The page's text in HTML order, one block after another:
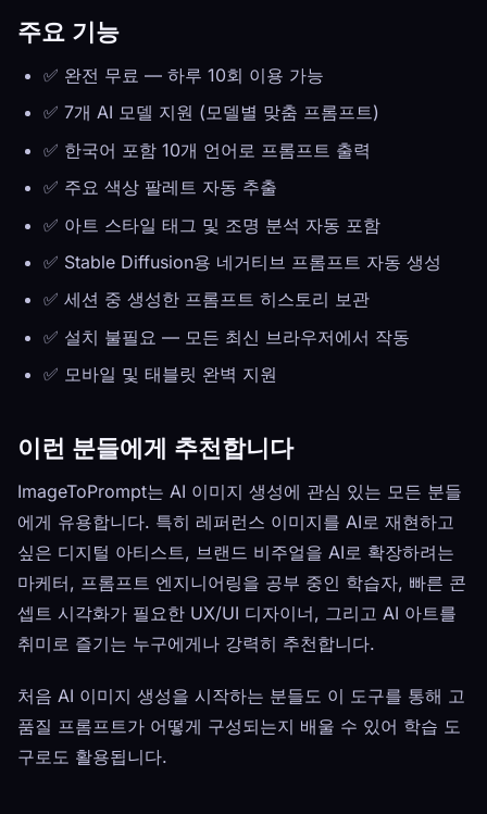
주요 기능
✅ 완전 무료 — 하루 10회 이용 가능
✅ 7개 AI 모델 지원 (모델별 맞춤 프롬프트)
✅ 한국어 포함 10개 언어로 프롬프트 출력
✅ 주요 색상 팔레트 자동 추출
✅ 아트 스타일 태그 및 조명 분석 자동 포함
✅ Stable Diffusion용 네거티브 프롬프트 자동 생성
✅ 세션 중 생성한 프롬프트 히스토리 보관
✅ 설치 불필요 — 모든 최신 브라우저에서 작동
✅ 모바일 및 태블릿 완벽 지원
이런 분들에게 추천합니다
ImageToPrompt는 AI 이미지 생성에 관심 있는 모든 분들
에게 유용합니다. 특히 레퍼런스 이미지를 AI로 재현하고
싶은 디지털 아티스트, 브랜드 비주얼을 AI로 확장하려는
마케터, 프롬프트 엔지니어링을 공부 중인 학습자, 빠른 콘
셉트 시각화가 필요한 UX/UI 디자이너, 그리고 AI 아트를
취미로 즐기는 누구에게나 강력히 추천합니다.
처음 AI 이미지 생성을 시작하는 분들도 이 도구를 통해 고
품질 프롬프트가 어떻게 구성되는지 배울 수 있어 학습 도
구로도 활용됩니다.